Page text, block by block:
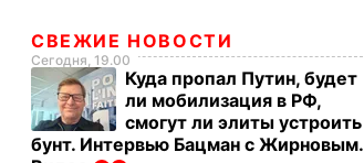
СВЕЖИЕ НОВОСТИ
Сегодня, 19.00
Куда пропал Путин, будет
ли мобилизация в РФ,
смогут ли элиты устроить
бунт. Интервью Бацман с Жирновым.